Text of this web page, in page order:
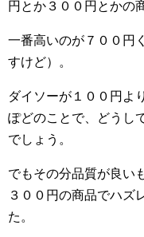
円とか３００円とかの
一番高いのが７００円
すけど）。
ダイソーが１００円よ
ぽどのことで、どうし
でしょう。
でもその分品質が良い
３００円の商品でハズ
た。